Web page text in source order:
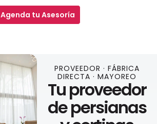
Agenda tu Asesoría
PROVEEDOR · FÁBRICA
DIRECTA · MAYOREO
Tu proveedor
de persianas